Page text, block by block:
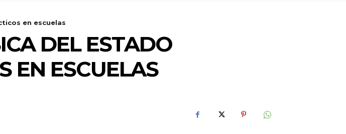
en escuelas
DEL ESTADO
EN ESCUELAS